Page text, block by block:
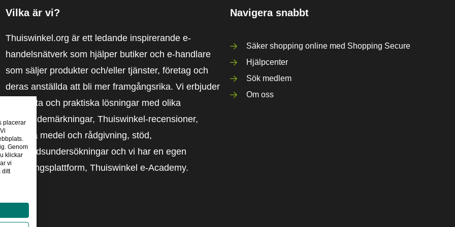
Vilka är vi?
Thuiswinkel.org är ett ledande inspirerande e-
handelsnätverk som hjälper butiker och e-handlare
som säljer produkter och/eller tjänster, företag och
deras anställda att bli mer framgångsrika. Vi erbjuder
relevanta och praktiska lösningar med olika
förtroendemärkningar, Thuiswinkel-recensioner,
rättsliga medel och rådgivning, stöd,
marknadsundersökningar och vi har en egen
utbildningsplattform, Thuiswinkel e-Academy.
Navigera snabbt
Säker shopping online med Shopping Secure
Hjälpcenter
Sök medlem
Om oss
placerar
Genom
klickar
vi
ditt